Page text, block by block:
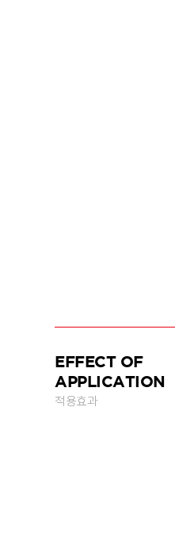
EFFECT OF
APPLICATION
적용효과